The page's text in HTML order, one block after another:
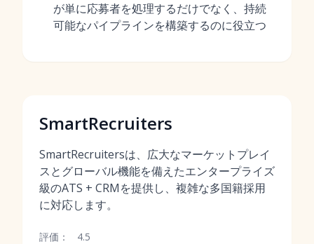
が単に応募者を処理するだけでなく、持続
可能なパイプラインを構築するのに役立つ
SmartRecruiters
SmartRecruitersは、広大なマーケットプレイ
スとグローバル機能を備えたエンタープライズ
級のATS + CRMを提供し、複雑な多国籍採用
に対応します。
評価： 4.5